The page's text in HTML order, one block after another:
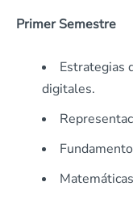
Primer Semestre
Estrategias
digitales.